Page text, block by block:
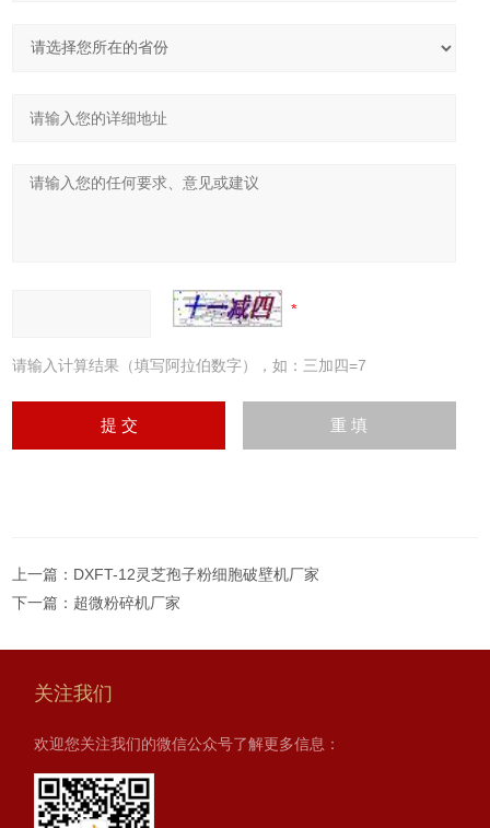
请输入计算结果（填写阿拉伯数字），如：三加四=7
上一篇： DXFT-12灵芝孢子粉细胞破壁机厂家
下一篇： 超微粉碎机厂家
关注我们
欢迎您关注我们的微信公众号了解更多信息：